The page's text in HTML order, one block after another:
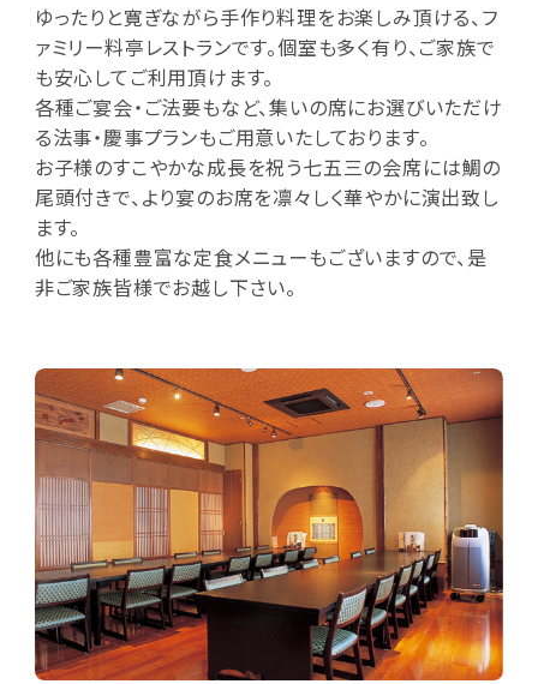
ゆったりと寛ぎながら手作り料理をお楽しみ頂ける、フ
ァミリー料亭レストランです。個室も多く有り、ご家族で
も安心してご利用頂けます。
各種ご宴会・ご法要もなど、集いの席にお選びいただけ
る法事・慶事プランもご用意いたしております。
お子様のすこやかな成長を祝う七五三の会席には鯛の
尾頭付きで、より宴のお席を凛々しく華やかに演出致し
ます。
他にも各種豊富な定食メニューもございますので、是
非ご家族皆様でお越し下さい。